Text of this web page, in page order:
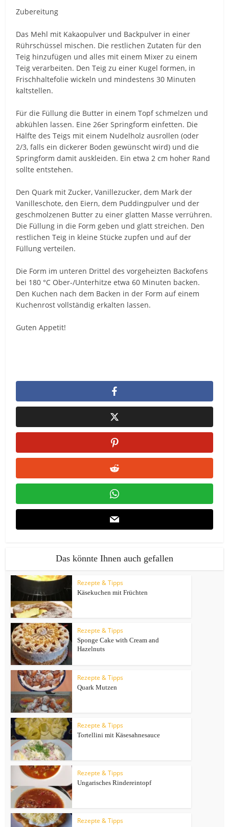
Zubereitung
Das Mehl mit Kakaopulver und Backpulver in einer
Rührschüssel mischen. Die restlichen Zutaten für den
Teig hinzufügen und alles mit einem Mixer zu einem
Teig verarbeiten. Den Teig zu einer Kugel formen, in
Frischhaltefolie wickeln und mindestens 30 Minuten
kaltstellen.
Für die Füllung die Butter in einem Topf schmelzen und
abkühlen lassen. Eine 26er Springform einfetten. Die
Hälfte des Teigs mit einem Nudelholz ausrollen (oder
2/3, falls ein dickerer Boden gewünscht wird) und die
Springform damit auskleiden. Ein etwa 2 cm hoher Rand
sollte entstehen.
Den Quark mit Zucker, Vanillezucker, dem Mark der
Vanilleschote, den Eiern, dem Puddingpulver und der
geschmolzenen Butter zu einer glatten Masse verrühren.
Die Füllung in die Form geben und glatt streichen. Den
restlichen Teig in kleine Stücke zupfen und auf der
Füllung verteilen.
Die Form im unteren Drittel des vorgeheizten Backofens
bei 180 °C Ober-/Unterhitze etwa 60 Minuten backen.
Den Kuchen nach dem Backen in der Form auf einem
Kuchenrost vollständig erkalten lassen.
Guten Appetit!
Das könnte Ihnen auch gefallen
Rezepte & Tipps
Käsekuchen mit Früchten
Rezepte & Tipps
Sponge Cake with Cream and
Hazelnuts
Rezepte & Tipps
Quark Mutzen
Rezepte & Tipps
Tortellini mit Käsesahnesauce
Rezepte & Tipps
Ungarisches Rindereintopf
Rezepte & Tipps